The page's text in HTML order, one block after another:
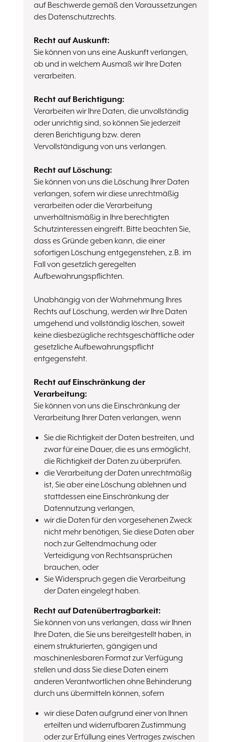
auf Beschwerde gemäß den Voraussetzungen
des Datenschutzrechts.
Recht auf Auskunft:
Sie können von uns eine Auskunft verlangen,
ob und in welchem Ausmaß wir Ihre Daten
verarbeiten.
Recht auf Berichtigung:
Verarbeiten wir Ihre Daten, die unvollständig
oder unrichtig sind, so können Sie jederzeit
deren Berichtigung bzw. deren
Vervollständigung von uns verlangen.
Recht auf Löschung:
Sie können von uns die Löschung Ihrer Daten
verlangen, sofern wir diese unrechtmäßig
verarbeiten oder die Verarbeitung
unverhältnismäßig in Ihre berechtigten
Schutzinteressen eingreift. Bitte beachten Sie,
dass es Gründe geben kann, die einer
sofortigen Löschung entgegenstehen, z.B. im
Fall von gesetzlich geregelten
Aufbewahrungspflichten.
Unabhängig von der Wahrnehmung Ihres
Rechts auf Löschung, werden wir Ihre Daten
umgehend und vollständig löschen, soweit
keine diesbezügliche rechtsgeschäftliche oder
gesetzliche Aufbewahrungspflicht
entgegensteht.
Recht auf Einschränkung der
Verarbeitung:
Sie können von uns die Einschränkung der
Verarbeitung Ihrer Daten verlangen, wenn
Sie die Richtigkeit der Daten bestreiten, und
zwar für eine Dauer, die es uns ermöglicht,
die Richtigkeit der Daten zu überprüfen.
die Verarbeitung der Daten unrechtmäßig
ist, Sie aber eine Löschung ablehnen und
stattdessen eine Einschränkung der
Datennutzung verlangen,
wir die Daten für den vorgesehenen Zweck
nicht mehr benötigen, Sie diese Daten aber
noch zur Geltendmachung oder
Verteidigung von Rechtsansprüchen
brauchen, oder
Sie Widerspruch gegen die Verarbeitung
der Daten eingelegt haben.
Recht auf Datenübertragbarkeit:
Sie können von uns verlangen, dass wir Ihnen
Ihre Daten, die Sie uns bereitgestellt haben, in
einem strukturierten, gängigen und
maschinenlesbaren Format zur Verfügung
stellen und dass Sie diese Daten einem
anderen Verantwortlichen ohne Behinderung
durch uns übermitteln können, sofern
wir diese Daten aufgrund einer von Ihnen
erteilten und widerrufbaren Zustimmung
oder zur Erfüllung eines Vertrages zwischen